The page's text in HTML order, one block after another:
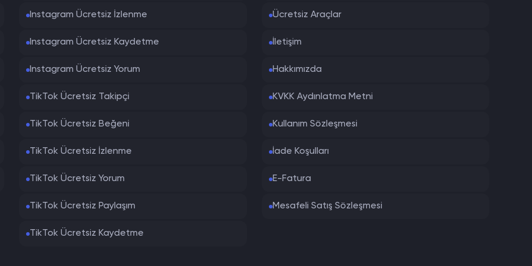
Satın Al
alınmaktadır.
çalışmaya başlar ve süreç hızlı şekilde ilerler. Böylece hesabınız beklemeden büyümeye başlar.
artar.
Instagram Ücretsiz İzlenme
Instagram Ücretsiz Kaydetme
Instagram Ücretsiz Yorum
TikTok Ücretsiz Takipçi
TikTok Ücretsiz Beğeni
TikTok Ücretsiz İzlenme
TikTok Ücretsiz Yorum
TikTok Ücretsiz Paylaşım
TikTok Ücretsiz Kaydetme
Ücretsiz Araçlar
İletişim
Hakkımızda
KVKK Aydınlatma Metni
Kullanım Sözleşmesi
İade Koşulları
E-Fatura
Mesafeli Satış Sözleşmesi